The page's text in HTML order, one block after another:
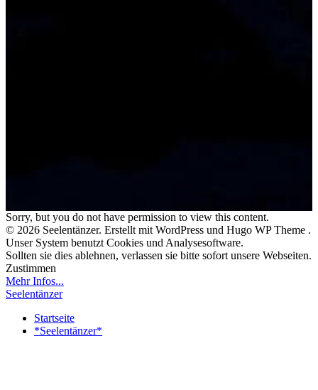
Sorry, but you do not have permission to view this content.
© 2026 Seelentänzer. Erstellt mit WordPress und Hugo WP Theme .
Unser System benutzt Cookies und Analysesoftware.
Sollten sie dies ablehnen, verlassen sie bitte sofort unsere Webseiten.
Zustimmen
Mehr Infos...
Seelentänzer
Startseite
*Seelentänzer*